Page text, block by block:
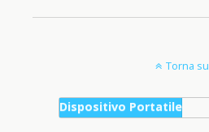
Torna su
Dispositivo Portatile